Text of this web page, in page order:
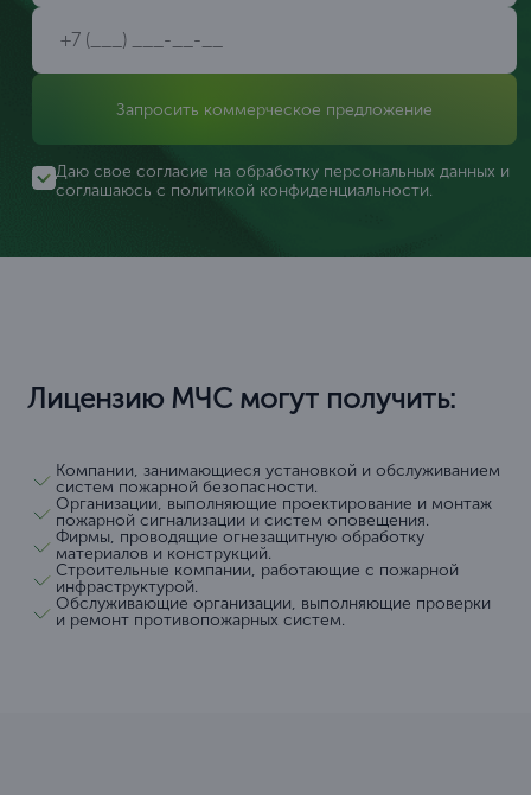
Запросить коммерческое предложение
Даю свое согласие на обработку персональных данных и
соглашаюсь с политикой конфиденциальности.
Лицензию МЧС могут получить:
Компании, занимающиеся установкой и обслуживанием
систем пожарной безопасности.
Организации, выполняющие проектирование и монтаж
пожарной сигнализации и систем оповещения.
Фирмы, проводящие огнезащитную обработку
материалов и конструкций.
Строительные компании, работающие с пожарной
инфраструктурой.
Обслуживающие организации, выполняющие проверки
и ремонт противопожарных систем.